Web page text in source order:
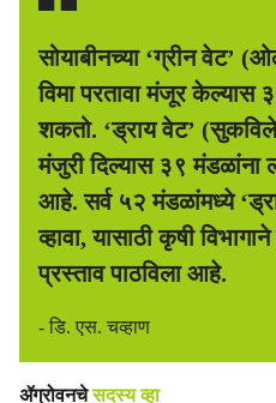
सोयाबीनच्या ‘ग्रीन वेट’
विमा परतावा मंजूर केल्यास
शकतो. ‘ड्राय वेट’
मंजुरी दिल्यास ३९ मंडळांना
आहे. सर्व ५२ मंडळांमध्ये
व्हावा, यासाठी कृषी
प्रस्ताव पाठविला आहे.
- डि. एस. चव्हाण
ॲग्रोवनचेसदस्य व्हा